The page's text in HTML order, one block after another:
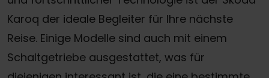
Karoq der ideale Begleiter für Ihre nächste
Reise. Einige Modelle sind auch mit einem
Schaltgetriebe ausgestattet, was für